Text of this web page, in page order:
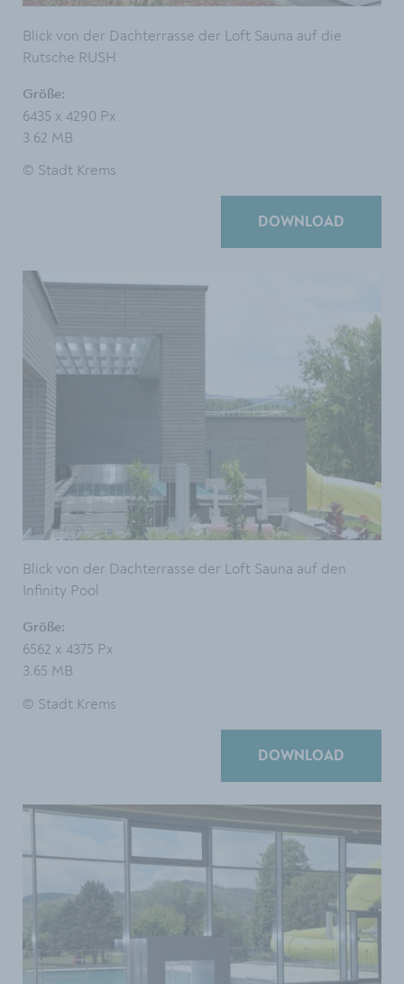
Blick von der Dachterrasse der Loft Sauna auf die
Rutsche RUSH
Größe:
6435 x 4290 Px
3.62 MB
© Stadt Krems
DOWNLOAD
Blick von der Dachterrasse der Loft Sauna auf den
Infinity Pool
Größe:
6562 x 4375 Px
3.65 MB
© Stadt Krems
DOWNLOAD